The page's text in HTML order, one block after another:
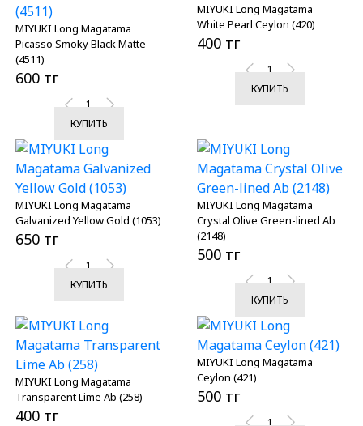
MIYUKI Long Magatama
Picasso Smoky Black Matte
(4511)
600 тг
КУПИТЬ
MIYUKI Long Magatama
White Pearl Ceylon (420)
400 тг
КУПИТЬ
MIYUKI Long Magatama
Galvanized Yellow Gold (1053)
650 тг
КУПИТЬ
MIYUKI Long Magatama
Crystal Olive Green-lined Ab
(2148)
500 тг
КУПИТЬ
MIYUKI Long Magatama
Transparent Lime Ab (258)
400 тг
MIYUKI Long Magatama
Ceylon (421)
500 тг